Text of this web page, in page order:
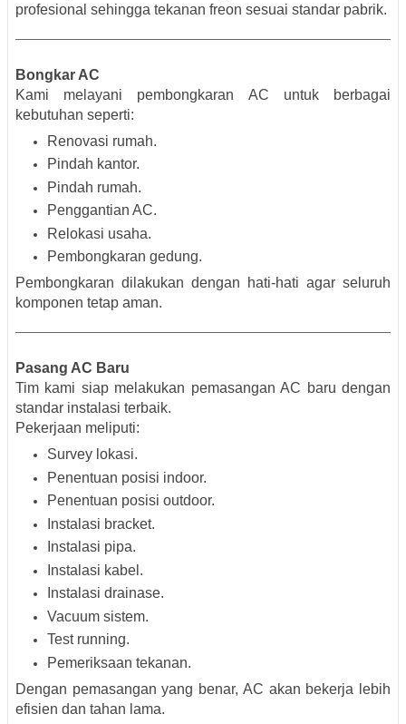
profesional sehingga tekanan freon sesuai standar pabrik.
Bongkar AC
Kami melayani pembongkaran AC untuk berbagai
kebutuhan seperti:
Renovasi rumah.
Pindah kantor.
Pindah rumah.
Penggantian AC.
Relokasi usaha.
Pembongkaran gedung.
Pembongkaran dilakukan dengan hati-hati agar seluruh
komponen tetap aman.
Pasang AC Baru
Tim kami siap melakukan pemasangan AC baru dengan
standar instalasi terbaik.
Pekerjaan meliputi:
Survey lokasi.
Penentuan posisi indoor.
Penentuan posisi outdoor.
Instalasi bracket.
Instalasi pipa.
Instalasi kabel.
Instalasi drainase.
Vacuum sistem.
Test running.
Pemeriksaan tekanan.
Dengan pemasangan yang benar, AC akan bekerja lebih
efisien dan tahan lama.